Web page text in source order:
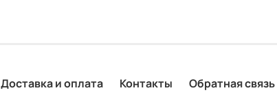
Доставка и оплата Контакты Обратная связь